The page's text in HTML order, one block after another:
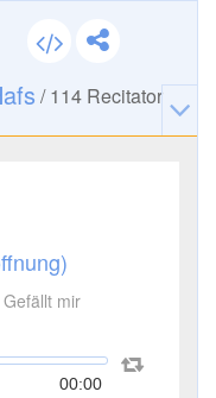
/114 Recitator
Gefällt mir
00:00